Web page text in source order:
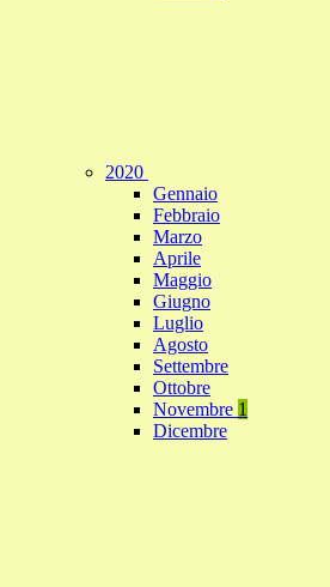
2020
Gennaio
Febbraio
Marzo
Aprile
Maggio
Giugno
Luglio
Agosto
Settembre
Ottobre
Novembre 1
Dicembre